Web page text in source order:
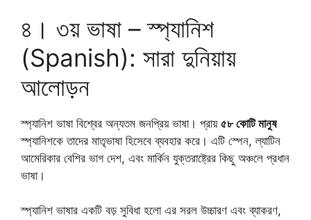
৪। ৩য় ভাষা – স্প্যানিশ
(Spanish): সারা দুনিয়ায়
আলোড়ন
স্প্যানিশ ভাষা বিশ্বের অন্যতম জনপ্রিয় ভাষা। প্রায় ৫৮ কোটি মানুষ
স্প্যানিশকে তাদের মাতৃভাষা হিসেবে ব্যবহার করে। এটি স্পেন, ল্যাটিন
আমেরিকার বেশির ভাগ দেশ, এবং মার্কিন যুক্তরাষ্ট্রের কিছু অঞ্চলে প্রধান
ভাষা।
স্প্যানিশ ভাষার একটি বড় সুবিধা হলো এর সরল উচ্চারণ এবং ব্যাকরণ,